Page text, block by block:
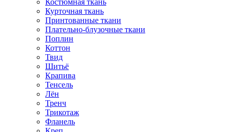
Костюмная ткань
Курточная ткань
Принтованные ткани
Плательно-блузочные ткани
Поплин
Коттон
Твид
Шитьё
Крапива
Тенсель
Лён
Тренч
Трикотаж
Фланель